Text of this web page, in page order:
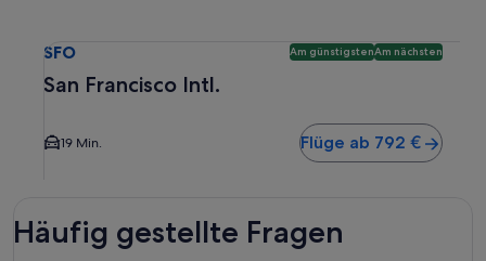
SFO Am günstigstenAm nächsten
San Francisco Intl.
19 Min. Flüge ab 792 €
Häufig gestellte Fragen